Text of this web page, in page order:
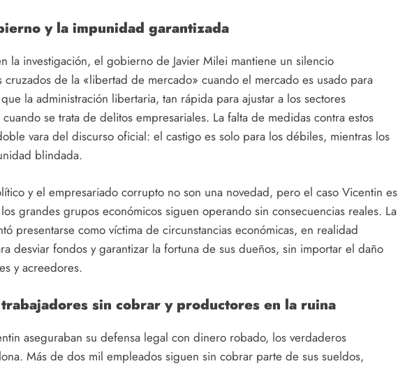
y la impunidad garantizada
la investigación, el gobierno de Javier Milei mantiene un silencio
cruzados de la «libertad de mercado» cuando el mercado es usado para
la administración libertaria, tan rápida para ajustar a los sectores
se trata de delitos empresariales. La falta de medidas contra estos
vara del discurso oficial: el castigo es solo para los débiles, mientras los
blindada.
y el empresariado corrupto no son una novedad, pero el caso Vicentin es
grandes grupos económicos siguen operando sin consecuencias reales. La
presentarse como víctima de circunstancias económicas, en realidad
desviar fondos y garantizar la fortuna de sus dueños, sin importar el daño
y acreedores.
sin cobrar y productores en la ruina
aseguraban su defensa legal con dinero robado, los verdaderos
Más de dos mil empleados siguen sin cobrar parte de sus sueldos,